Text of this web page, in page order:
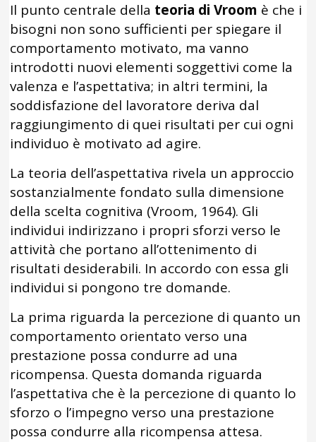
Il punto centrale della teoria di Vroom è che i
bisogni non sono sufficienti per spiegare il
comportamento motivato, ma vanno
introdotti nuovi elementi soggettivi come la
valenza e l’aspettativa; in altri termini, la
soddisfazione del lavoratore deriva dal
raggiungimento di quei risultati per cui ogni
individuo è motivato ad agire.
La teoria dell’aspettativa rivela un approccio
sostanzialmente fondato sulla dimensione
della scelta cognitiva (Vroom, 1964). Gli
individui indirizzano i propri sforzi verso le
attività che portano all’ottenimento di
risultati desiderabili. In accordo con essa gli
individui si pongono tre domande.
La prima riguarda la percezione di quanto un
comportamento orientato verso una
prestazione possa condurre ad una
ricompensa. Questa domanda riguarda
l’aspettativa che è la percezione di quanto lo
sforzo o l’impegno verso una prestazione
possa condurre alla ricompensa attesa.